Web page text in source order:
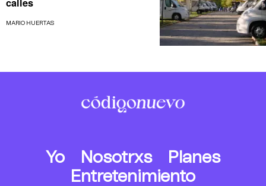
MARIO HUERTAS
Yo Nosotrxs
Planes
Entretenimiento